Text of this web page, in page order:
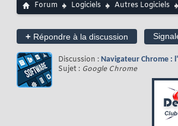
Forum Logiciels Autres Logiciels
+ Répondre à la discussion
Discussion : Navigateur Chrome :
Sujet : Google Chrome